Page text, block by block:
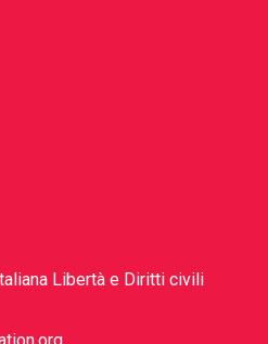
Libertà e Diritti civili